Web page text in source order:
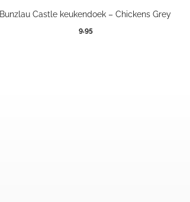
Bunzlau Castle keukendoek – Chickens Grey
9,95